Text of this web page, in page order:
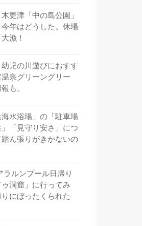
更津「中の島公園」
年はどうした。休場
漁！
幼児の川遊びにおすす
泉グリーングリー
も。
海水浴場」の「駐車場
「見守り安さ」につ
ん張りがきかないの
ラルンプール日帰り
洞窟」に行ってみ
にぼったくられた